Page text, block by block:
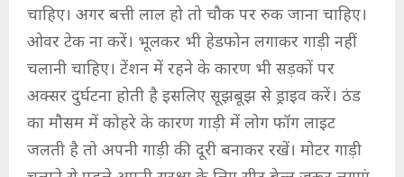
चाहिए। अगर बत्ती लाल हो तो चौक पर रुक जाना चाहिए।
ओवर टेक ना करें। भूलकर भी हेडफोन लगाकर गाड़ी नहीं
चलानी चाहिए। टेंशन में रहने के कारण भी सड़कों पर
अक्सर दुर्घटना होती है इसलिए सूझबूझ से ड्राइव करें। ठंड
का मौसम में कोहरे के कारण गाड़ी में लोग फॉग लाइट
जलती है तो अपनी गाड़ी की दूरी बनाकर रखें। मोटर गाड़ी